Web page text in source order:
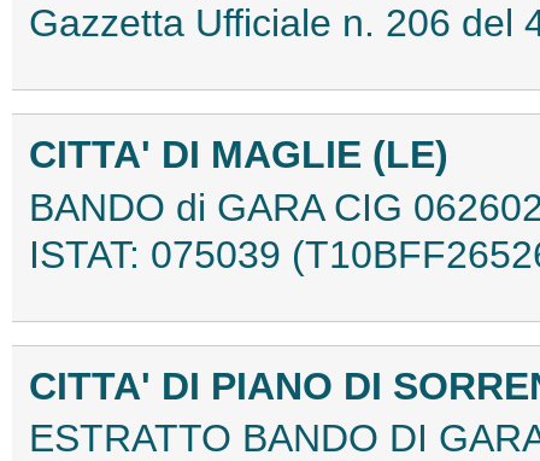
Gazzetta Ufficiale n. 206 del
CITTA' DI MAGLIE (LE)
BANDO di GARA CIG
ISTAT: 075039
CITTA' DI PIANO DI
ESTRATTO BANDO DI